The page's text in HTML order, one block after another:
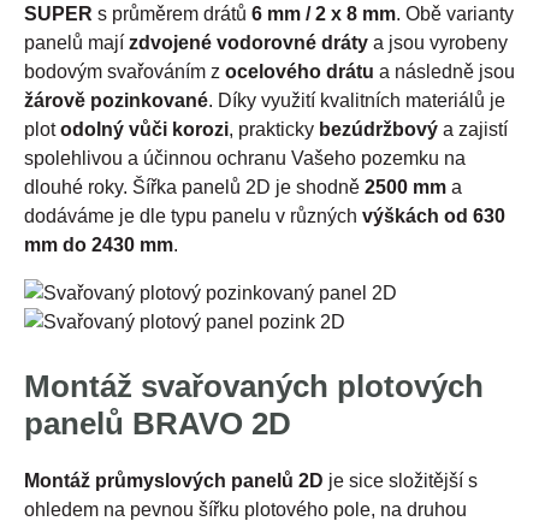
SUPER s průměrem drátů 6 mm / 2 x 8 mm. Obě varianty
panelů mají zdvojené vodorovné dráty a jsou vyrobeny
bodovým svařováním z ocelového drátu a následně jsou
žárově pozinkované. Díky využití kvalitních materiálů je
plotodolný vůči korozi, prakticky bezúdržbový a zajistí
spolehlivou a účinnou ochranu Vašeho pozemku na
dlouhé roky. Šířka panelů 2D je shodně 2500 mm a
dodáváme je dle typu panelu v různých výškách od 630
mm do 2430 mm.
Montáž svařovaných plotových
panelů BRAVO 2D
Montáž průmyslových panelů 2D je sice složitější s
ohledem na pevnou šířku plotového pole, na druhou